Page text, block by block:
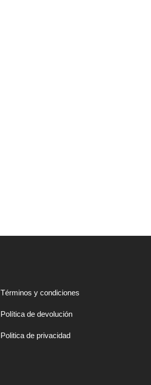
Términos y condiciones
Política de devolución
Politica de privacidad